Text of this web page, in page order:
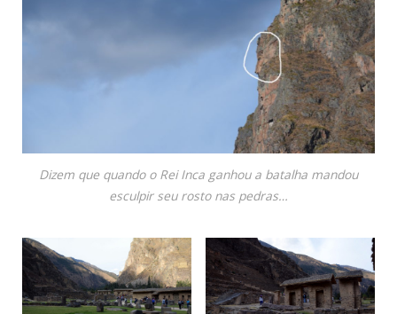
Dizem que quando o Rei Inca ganhou a batalha mandou
esculpir seu rosto nas pedras…